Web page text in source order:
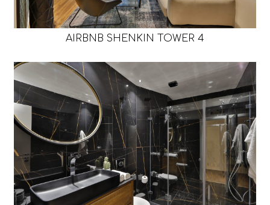
AIRBNB SHENKIN TOWER 4